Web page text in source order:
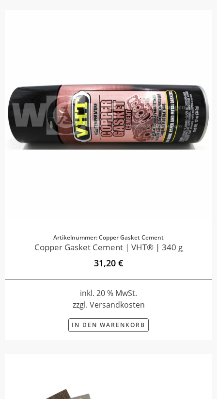
Artikelnummer: Copper Gasket Cement
Copper Gasket Cement | VHT® | 340 g
31,20 €
inkl. 20 % MwSt.
zzgl. Versandkosten
IN DEN WARENKORB